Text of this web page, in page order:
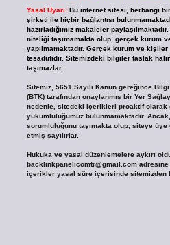
Yasal Uyarı: Bu internet sitesi, herhangi
şirketi ile hiçbir bağlantısı
hazırladığımız makaleler
niteliği taşımamakta olup, gerçek kurum
yapılmamaktadır. Gerçek kurum ve
tesadüfidir. Sitemizdeki bilgiler taslak
taşımazlar.
Sitemiz, 5651 Sayılı Kanun gereğince
(BTK) tarafından onaylanmış bir Yer
nedenle, sitedeki içerikleri proaktif olarak
yükümlülüğümüz bulunmamaktadır.
sorumluluğunu taşımakta olup, siteye
etmiş sayılırlar.
Hukuka ve yasal düzenlemelere aykırı
backlinkpanelicomtr@gmail.comadresine
içerikler yasal süre içerisinde sitemizden